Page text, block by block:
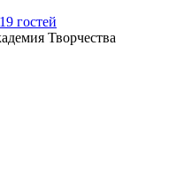
гостей
Творчества